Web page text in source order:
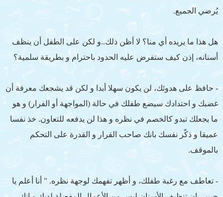
يُرضي الجميع.
هل هذا ما يريده أي منا؟ لا أظن ذلك..و لكن على الطفل أن ينظف
أسنانه، إذن كيف ستفرض عليه الحدود باحترام و بطريقة سلمية؟
- حافظ على هدوئك، لن يكون سهلا أبدا و لكن قد يشجعك معرفة أن
غضبك و احتدادك سيضع طفلك في حالة (المواجهة أو الفرار) و هو
ما يجعلك تبدو كالخصم في نظره و هذا لن يدفعه للتعاون. خذ نفسا
عميقا و ذكّر نفسك بانك صاحب القرار و القدرة على التحكم
بالموقف.
- تعاطف مع رغبة طفلك، و أظهر تفهمك لوجهة نظره. " أنا أعلم يا